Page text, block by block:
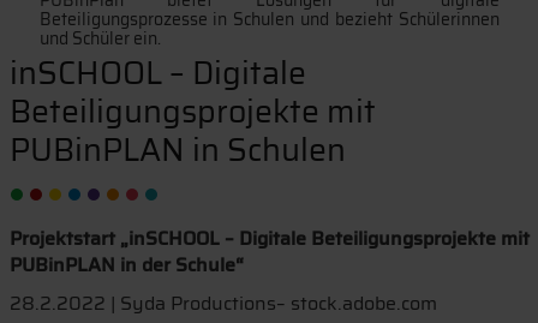
Beteiligungsprozesse in Schulen und bezieht Schülerinnen
und Schüler ein.
inSCHOOL – Digitale
Beteiligungsprojekte mit
PUBinPLAN in Schulen
Projektstart „inSCHOOL – Digitale Beteiligungsprojekte mit
PUBinPLAN in der Schule“
28.2.2022 | Syda Productions– stock.adobe.com